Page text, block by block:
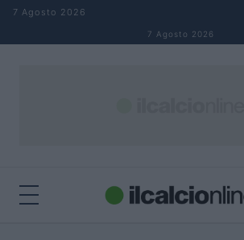
Salta al contenuto
7 Agosto 2026
7 Agosto 2026